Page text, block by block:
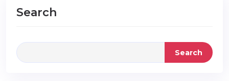
Search
Search